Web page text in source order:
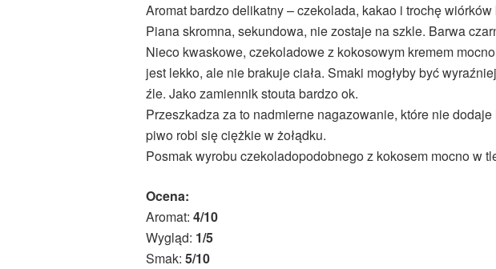
Aromat bardzo delikatny – czekolada, kakao i trochę
Piana skromna, sekundowa, nie zostaje na szkle. Barwa
Nieco kwaskowe, czekoladowe z kokosowym kremem
jest lekko, ale nie brakuje ciała. Smaki mogłyby być
źle. Jako zamiennik stouta bardzo ok.
Przeszkadza za to nadmierne nagazowanie, które nie
piwo robi się ciężkie w żołądku.
Posmak wyrobu czekoladopodobnego z kokosem mocno w
Ocena:
Aromat: 4/10
Wygląd: 1/5
Smak: 5/10